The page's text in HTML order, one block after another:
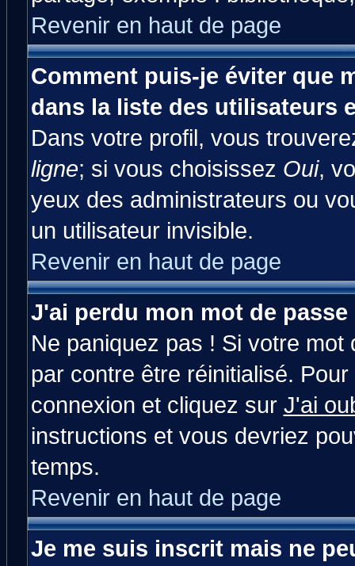
Revenir en haut de page
Comment puis-je éviter que
dans la liste des utilisateurs
Dans votre profil, vous
ligne; si vous choisissez Oui,
yeux des administrateurs ou
un utilisateur invisible.
Revenir en haut de page
J'ai perdu mon mot de passe
Ne paniquez pas ! Si votre
par contre être réinitialisé.
connexion et cliquez sur J'ai
instructions et vous devriez
temps.
Revenir en haut de page
Je me suis inscrit mais ne